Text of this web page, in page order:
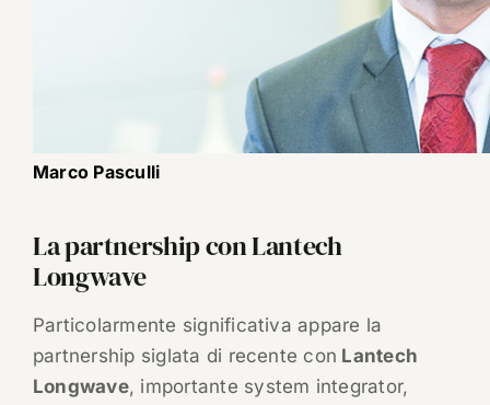
Marco Pasculli
La partnership con Lantech
Longwave
Particolarmente significativa appare la
partnership siglata di recente con Lantech
Longwave, importante system integrator,